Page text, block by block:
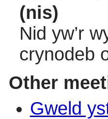
(nis)
Nid yw’r
crynodeb
Other
Gweld